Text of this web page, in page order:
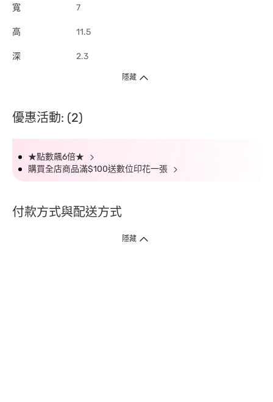
寬 7
高 11.5
深 2.3
隱藏
優惠活動: (2)
★點數飆6倍★
購買全店商品滿$100送數位印花一張
付款方式與配送方式
隱藏